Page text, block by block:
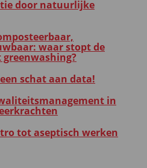
door natuurlijke
waar stopt de
schat aan data!
in
tot aseptisch werken